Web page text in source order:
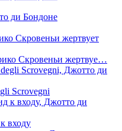
Скровеньи жертвуе…
Scrovegni
входу